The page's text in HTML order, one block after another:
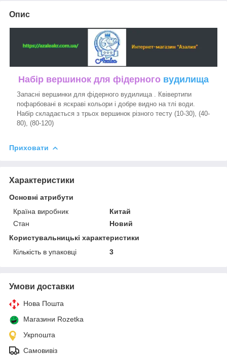
Опис
Набір вершинок для фідерного вудилища
Запасні вершинки для фідерного вудилища . Квівертипи
пофарбовані в яскраві кольори і добре видно на тлі води.
Набір складається з трьох вершинок різного тесту (10-30), (40-
80), (80-120)
Приховати
Характеристики
Основні атрибути
Країна виробник
Китай
Стан
Новий
Користувальницькі характеристики
Кількість в упаковці
3
Умови доставки
Нова Пошта
Магазини Rozetka
Укрпошта
Самовивіз